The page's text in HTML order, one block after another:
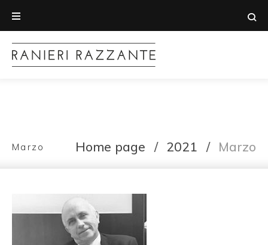
Marzo Home page / 2021 / Marzo